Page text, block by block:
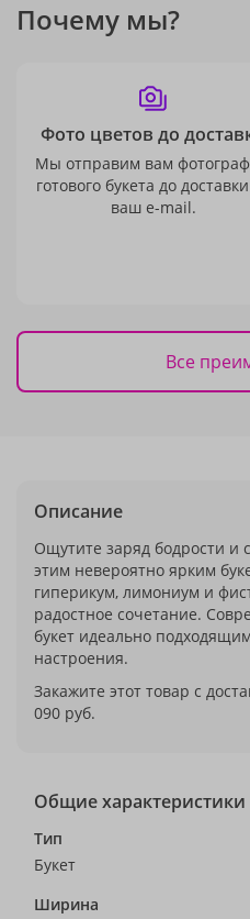
Почему мы?
Фото цветов до
Мы отправим вам
готового букета до
ваш e-mail.
Все
Описание
Ощутите заряд бодрости и
этим невероятно ярким
гиперикум, лимониум и
радостное сочетание.
букет идеально
настроения.
Закажите этот товар с
090 руб.
Общие характеристики
Тип
Букет
Ширина